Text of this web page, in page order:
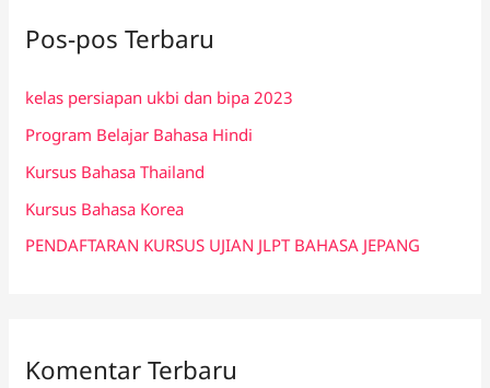
u
t
u
k
:
Pos-pos Terbaru
kelas persiapan ukbi dan bipa 2023
Program Belajar Bahasa Hindi
Kursus Bahasa Thailand
Kursus Bahasa Korea
PENDAFTARAN KURSUS UJIAN JLPT BAHASA JEPANG
Komentar Terbaru